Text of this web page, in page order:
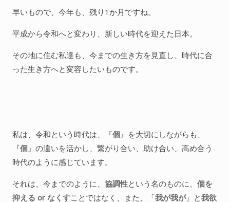
衣食住
生き方
気づき
社会
Webその他
e
b
o
o
k
itt
er
e
n
a
e
早いもので、今年も、残り1か月ですね。
平成から令和へと変わり、新しい時代を迎えた日本。
その地に住む私達も、今までの生き方を見直し、時代に合
った生き方へと変容したいものです。
私は、令和という時代は、『個』を大切にしながらも、
『個』の違いを活かし、繋がり合い、助け合い、高め合う
時代のように感じています。
それは、今までのように、 協調性という名のものに、 個を
抑える or なくすことではなく、また、「我が我が」と我欲